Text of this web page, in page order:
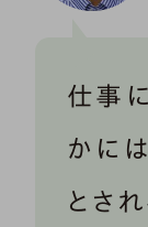
仕事
かに
とさ